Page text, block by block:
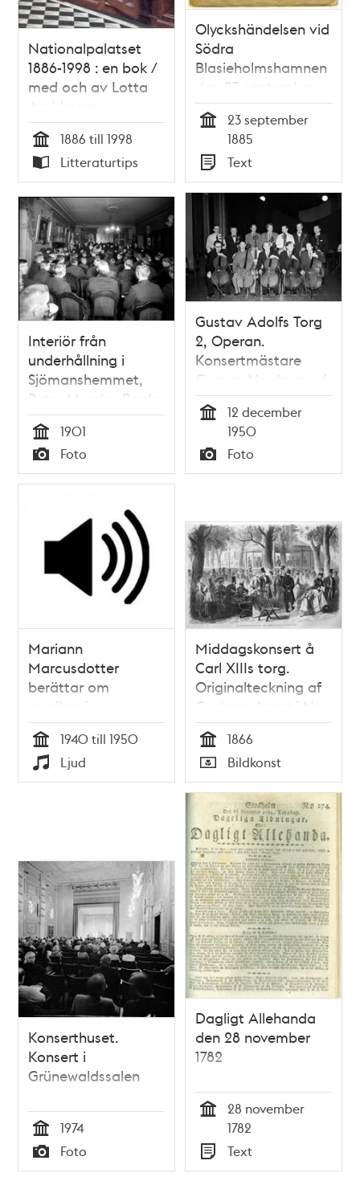
Nationalpalatset
1886-1998 : en bok /
med och av Lotta
Arvidsson
Tid
1886 till 1998
Typ
Litteraturtips
Olyckshändelsen vid
Södra
Blasieholmshamnen
den 23 september
1885 :
polismästarens
[Semmy Rubenson]
förklaring till Kungl.
Svea Hofrätt
23 september
1885
Typ
Text
Interiör från
underhållning i
Sjömanshemmet,
Peter Myndes Backe
3
Tid
1901
Typ
Foto
Gustav Adolfs Torg
2, Operan.
Konsertmästare
Gunnar Norrby med
sin stråkensemble,
12 cellister, vilka
deltog vid Svenska
Dagbladets
julkonsert
12 december
1950
Typ
Foto
Mariann
Marcusdotter
berättar om
musiken i
Vitabergsklubben.
Tid
1940 till 1950
Typ
Ljud
Middagskonsert å
Carl XIIIs torg.
Originalteckning af
Gustave Janet i Ny
Illustrerad Tidning nr
24, den 16 juni 1866
Tid
1866
Typ
Bildkonst
Konserthuset.
Konsert i
Grünewaldssalen
Tid
1974
Typ
Foto
Dagligt Allehanda
den 28 november
1782
28 november
1782
Typ
Text